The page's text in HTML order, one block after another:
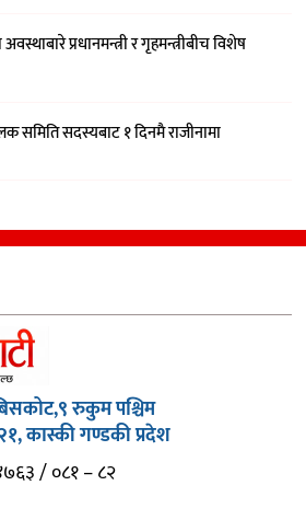
प्रधानमन्त्री र गृहमन्त्रीबीच विशेष
समिति सदस्यबाट १ दिनमै राजीनामा
रुकुम पश्चिम
कास्की गण्डकी प्रदेश
/ ०८१ – ८२